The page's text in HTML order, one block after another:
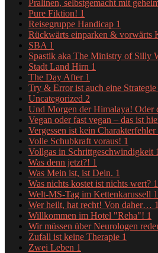
Pralinen, selbstgemacht mit
Pure Fiktion! 1
Reisegruppe Handicap 1
Rückwärts einparken & vorwärts
SBA 1
Spastik aka The Ministry of Silly
Stadt Land Hirn 1
The Day After 1
Try & Error ist auch eine Strategie
Uncategorized 2
Und Morgen der Himalaya! Oder
Vegan oder fast vegan – das ist
Vergessen ist kein Charakterfehler
Volle Schubkraft voraus! 1
Vollgas in Schrittgeschwindigkeit 1
Was denn jetzt?! 1
Was Mein ist, ist Dein. 1
Was nichts kostet ist nichts wert? 1
Welt-MS-Tag im Kettenkarussell 1
Wer heilt, hat recht! Von daher… 1
Willkommen im Hotel "Reha"! 1
Wir müssen über Neurologen
Zufall ist keine Therapie 1
Zwei Leben 1